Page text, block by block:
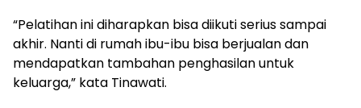
“Pelatihan ini diharapkan bisa diikuti serius sampai
akhir. Nanti di rumah ibu-ibu bisa berjualan dan
mendapatkan tambahan penghasilan untuk
keluarga,” kata Tinawati.